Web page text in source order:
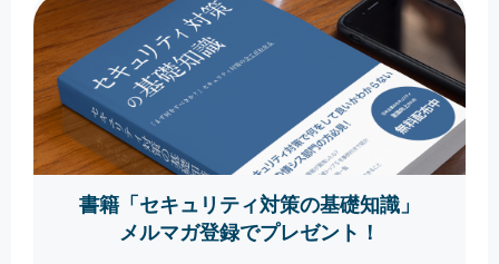
書籍「セキュリティ対策の基礎知識」
メルマガ登録でプレゼント！